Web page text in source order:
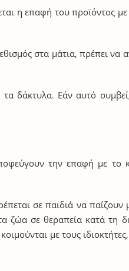
η επαφή του προϊόντος
στα μάτια, πρέπει να
δάκτυλα. Εάν αυτό
την επαφή με το
σε παιδιά να
ζώα σε θεραπεία κατά τη
με τους ιδιοκτήτες,